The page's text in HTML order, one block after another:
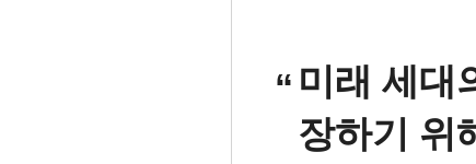
미래 세대
장하기 위